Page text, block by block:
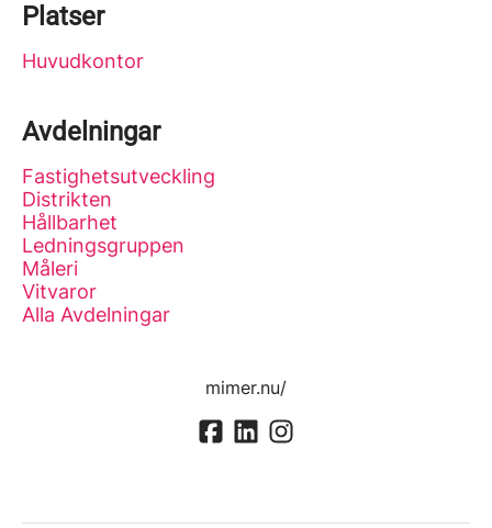
Platser
Huvudkontor
Avdelningar
Fastighetsutveckling
Distrikten
Hållbarhet
Ledningsgruppen
Måleri
Vitvaror
Alla Avdelningar
mimer.nu/